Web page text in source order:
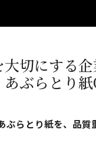
大切にする
ぶらとり紙
ぶらとり紙を、品質